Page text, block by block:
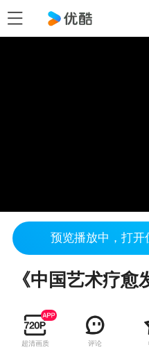
预览播放中，打开
超清画质 评论